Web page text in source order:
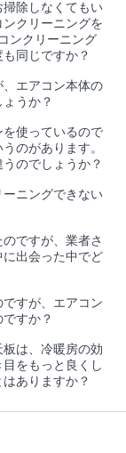
除しなくてもい
クリーニングを
ンクリーニング
同じですか？
エアコン本体の
うか？
使っているので
のがあります。
のでしょうか？
ニングできない
ですが、業者さ
出会った中でど
すが、エアコン
すか？
は、冷暖房の効
をもっと良くし
ありますか？